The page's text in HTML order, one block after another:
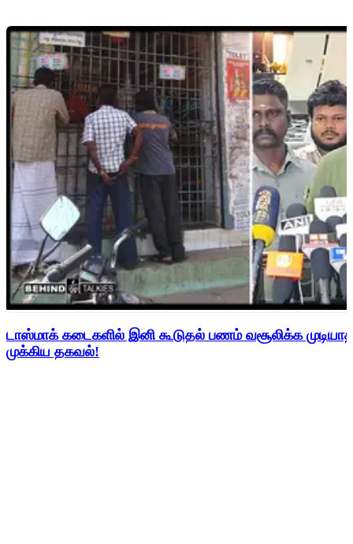
டாஸ்மாக் கடைகளில் இனி கூடுதல் பணம் வசூலிக்க
முக்கிய தகவல்!